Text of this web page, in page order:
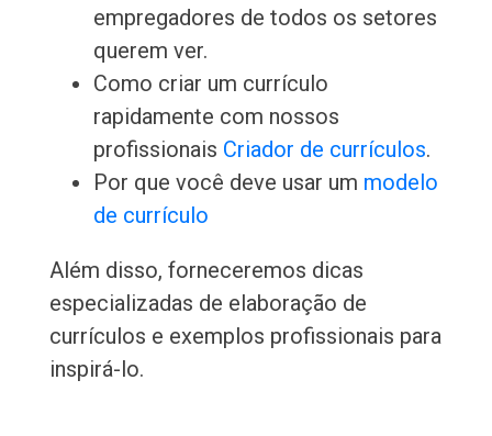
empregadores de todos os setores
querem ver.
Como criar um currículo
rapidamente com nossos
profissionais Criador de currículos.
Por que você deve usar um modelo
de currículo
Além disso, forneceremos dicas
especializadas de elaboração de
currículos e exemplos profissionais para
inspirá-lo.